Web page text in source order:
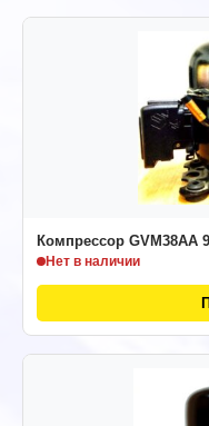
Компрессор GVM38AA
Нет в наличии